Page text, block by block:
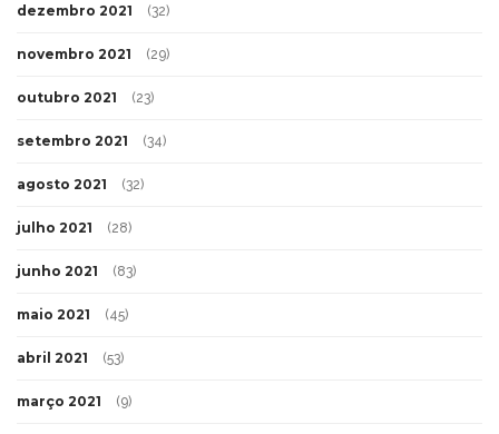
dezembro 2021 (32)
novembro 2021 (29)
outubro 2021 (23)
setembro 2021 (34)
agosto 2021 (32)
julho 2021 (28)
junho 2021 (83)
maio 2021 (45)
abril 2021 (53)
março 2021 (9)